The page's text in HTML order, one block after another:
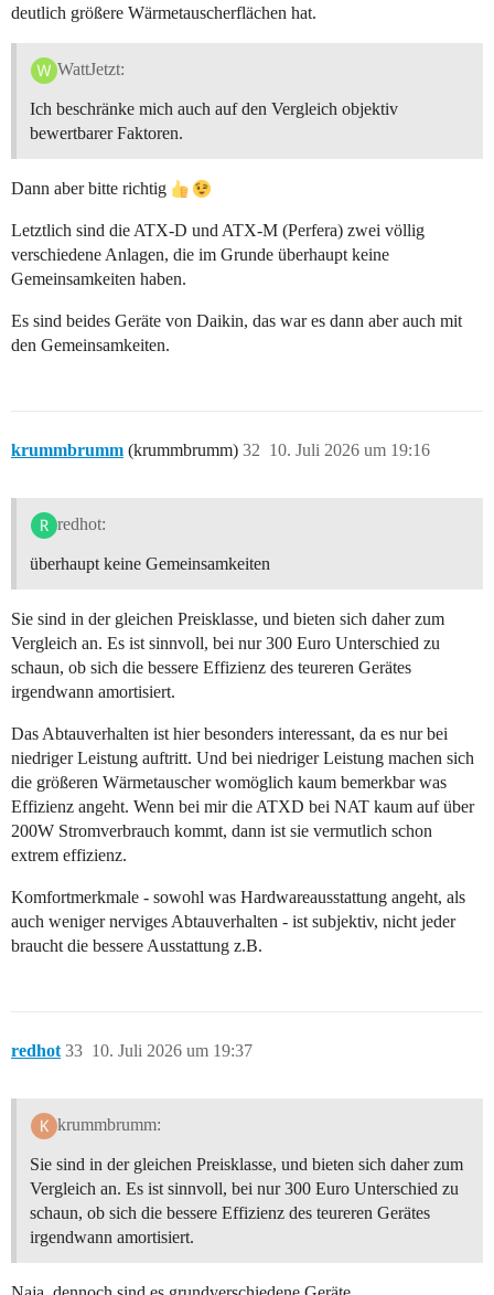
deutlich größere Wärmetauscherflächen hat.
WattJetzt:
Ich beschränke mich auch auf den Vergleich objektiv
bewertbarer Faktoren.
Dann aber bitte richtig
Letztlich sind die ATX-D und ATX-M (Perfera) zwei völlig
verschiedene Anlagen, die im Grunde überhaupt keine
Gemeinsamkeiten haben.
Es sind beides Geräte von Daikin, das war es dann aber auch mit
den Gemeinsamkeiten.
krummbrumm (krummbrumm) 10. Juli 2026 um 19:16
32
redhot:
überhaupt keine Gemeinsamkeiten
Sie sind in der gleichen Preisklasse, und bieten sich daher zum
Vergleich an. Es ist sinnvoll, bei nur 300 Euro Unterschied zu
schaun, ob sich die bessere Effizienz des teureren Gerätes
irgendwann amortisiert.
Das Abtauverhalten ist hier besonders interessant, da es nur bei
niedriger Leistung auftritt. Und bei niedriger Leistung machen sich
die größeren Wärmetauscher womöglich kaum bemerkbar was
Effizienz angeht. Wenn bei mir die ATXD bei NAT kaum auf über
200W Stromverbrauch kommt, dann ist sie vermutlich schon
extrem effizienz.
Komfortmerkmale - sowohl was Hardwareausstattung angeht, als
auch weniger nerviges Abtauverhalten - ist subjektiv, nicht jeder
braucht die bessere Ausstattung z.B.
redhot 10. Juli 2026 um 19:37
33
krummbrumm:
Sie sind in der gleichen Preisklasse, und bieten sich daher zum
Vergleich an. Es ist sinnvoll, bei nur 300 Euro Unterschied zu
schaun, ob sich die bessere Effizienz des teureren Gerätes
irgendwann amortisiert.